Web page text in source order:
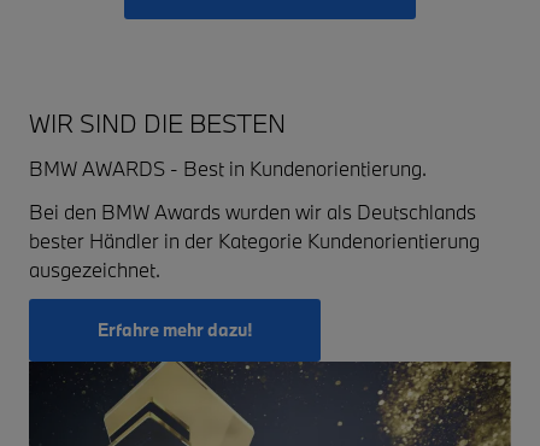
WIR SIND DIE BESTEN
BMW AWARDS - Best in Kundenorientierung.
Bei den BMW Awards wurden wir als Deutschlands
bester Händler in der Kategorie Kundenorientierung
ausgezeichnet.
Erfahre mehr dazu!